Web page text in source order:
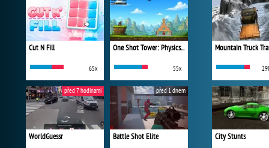
Cut N Fill
65x
One Shot Tower: Physics Destroyer
55x
WorldGuessr
před 7 hodinami
Battle Shot Elite
před 1 dnem
Mountain Truck
City Stunts